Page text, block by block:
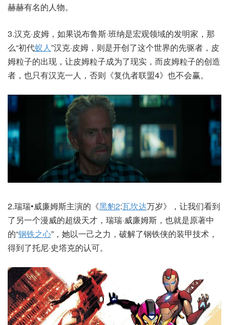
赫赫有名的人物。
3.汉克·皮姆，如果说布鲁斯·班纳是宏观领域的发明家，那
么“初代蚁人”汉克·皮姆，则是开创了这个世界的先驱者，皮
姆粒子的出现，让皮姆粒子成为了现实，而皮姆粒子的创造
者，也只有汉克一人，否则《复仇者联盟4》也不会赢。
2.瑞瑞•威廉姆斯主演的《黑豹2:瓦坎达万岁》，让我们看到
了另一个漫威的超级天才，瑞瑞·威廉姆斯，也就是原著中
的“钢铁之心”，她以一己之力，破解了钢铁侠的装甲技术，
得到了托尼·史塔克的认可。